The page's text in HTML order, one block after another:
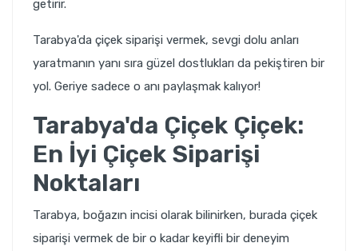
getirir.
Tarabya'da çiçek siparişi vermek, sevgi dolu anları
yaratmanın yanı sıra güzel dostlukları da pekiştiren bir
yol. Geriye sadece o anı paylaşmak kalıyor!
Tarabya'da Çiçek Çiçek:
En İyi Çiçek Siparişi
Noktaları
Tarabya, boğazın incisi olarak bilinirken, burada çiçek
siparişi vermek de bir o kadar keyifli bir deneyim